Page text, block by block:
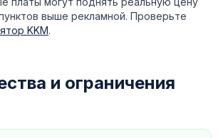
выше рекламной. Проверьте
KKM.
и ограничения